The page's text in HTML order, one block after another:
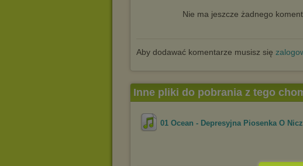
Nie ma jeszcze żadnego
Aby dodawać komentarze musisz się
Inne pliki do pobrania z tego
01 Ocean - Depresyjna Piosenka O